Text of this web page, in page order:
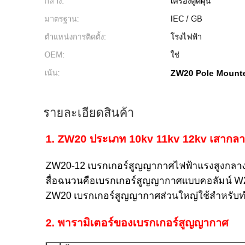
มาตรฐาน:
IEC / GB
ตำแหน่งการติดตั้ง:
โรงไฟฟ้า
OEM:
ใช่
เน้น:
ZW20 Pole
รายละเอียดสินค้า
1. ZW20 ประเภท 10kv 11kv 12kv เสา
ZW20-12 เบรกเกอร์สูญญากาศไฟฟ้าแรงสูงกล
สื่อฉนวนคือเบรกเกอร์สูญญากาศแบบคอลัมน์
ZW20 เบรกเกอร์สูญญากาศส่วนใหญ่ใช้สำหรับ
2. พารามิเตอร์ของเบรกเกอร์สูญญากาศ